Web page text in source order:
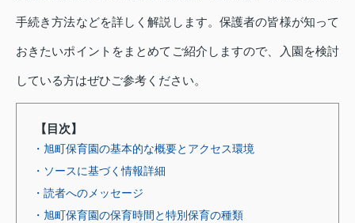
手続き方法などを詳しく解説します。保護者の皆様が知って
おきたいポイントをまとめてご紹介しますので、入園を検討
している方はぜひご参考ください。
【目次】
・旭町保育園の基本的な概要とアクセス環境
・ソースに基づく情報詳細
・読者へのメッセージ
・旭町保育園の保育時間と特別保育の種類